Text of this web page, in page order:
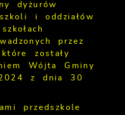
dyżurów
i oddziałów
przez
zostały
Wójta Gminy
z dnia 30
przedszkole